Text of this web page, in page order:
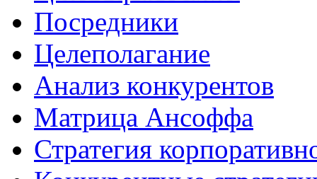
Посредники
Целеполагание
Анализ конкурентов
Матрица Ансоффа
Стратегия